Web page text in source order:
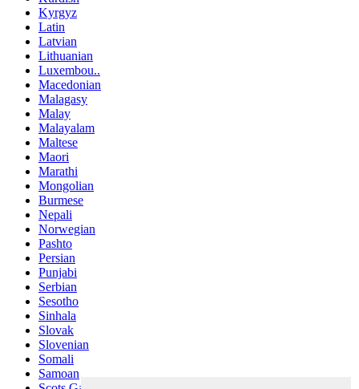
Kyrgyz
Latin
Latvian
Lithuanian
Luxembou..
Macedonian
Malagasy
Malay
Malayalam
Maltese
Maori
Marathi
Mongolian
Burmese
Nepali
Norwegian
Pashto
Persian
Punjabi
Serbian
Sesotho
Sinhala
Slovak
Slovenian
Somali
Samoan